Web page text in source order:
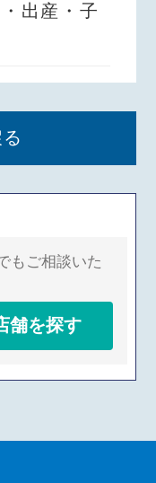
出産・子
もご相談いた
舗を探す